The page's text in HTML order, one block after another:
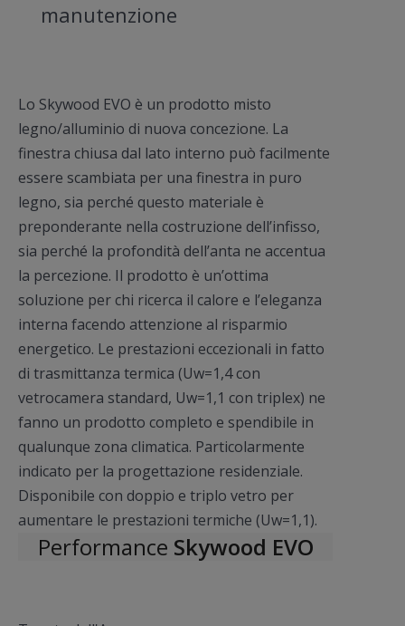
manutenzione
Lo Skywood EVO è un prodotto misto
legno/alluminio di nuova concezione. La
finestra chiusa dal lato interno può facilmente
essere scambiata per una finestra in puro
legno, sia perché questo materiale è
preponderante nella costruzione dell’infisso,
sia perché la profondità dell’anta ne accentua
la percezione. Il prodotto è un’ottima
soluzione per chi ricerca il calore e l’eleganza
interna facendo attenzione al risparmio
energetico. Le prestazioni eccezionali in fatto
di trasmittanza termica (Uw=1,4 con
vetrocamera standard, Uw=1,1 con triplex) ne
fanno un prodotto completo e spendibile in
qualunque zona climatica. Particolarmente
indicato per la progettazione residenziale.
Disponibile con doppio e triplo vetro per
aumentare le prestazioni termiche (Uw=1,1).
Performance Skywood EVO